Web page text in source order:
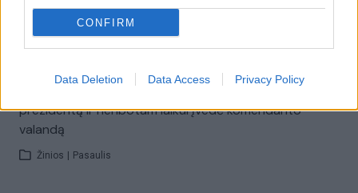
CONFIRM
Data Deletion Data Access Privacy Policy
gyventojai išėjo į gatves priešintis „perversmui“
Žinios | Pasaulis
00:00:49
Gvinėjos kariuomenė įvykdė perversmą: suėmė
prezidentą ir neribotam laikui įvedė komendanto
valandą
Žinios Pasaulis